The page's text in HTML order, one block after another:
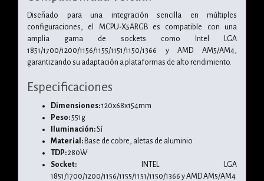
Diseñado para una integración sencilla en múltiples
configuraciones, el MCPU-X5ARGB es compatible con una
amplia gama de sockets como Intel LGA
1851/1700/1200/1156/1155/1151/1150/1366 y AMD AM5/AM4,
garantizando su adaptación a plataformas de alto rendimiento.
Especificaciones
Dimensiones:120x68x154mm
Peso:551g
Iluminación:Sí
Material: Base de cobre, aletas de aluminio
TDP:280W
Socket:
INTEL LGA
1851/1700/1200/1156/1155/1151/1150/1366 y AMD AM5/AM4